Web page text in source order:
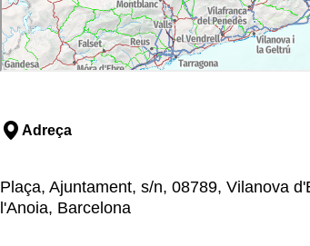
Adreça
Plaça, Ajuntament, s/n, 08789, Vilanova
l'Anoia, Barcelona